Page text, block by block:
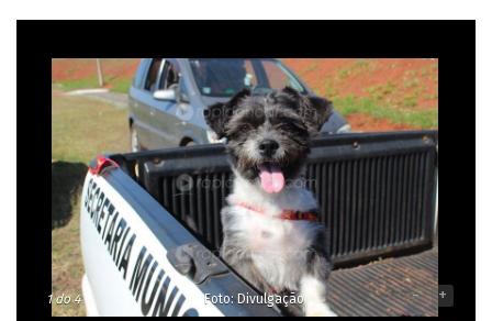
1do 4 Foto: Divulgação - +